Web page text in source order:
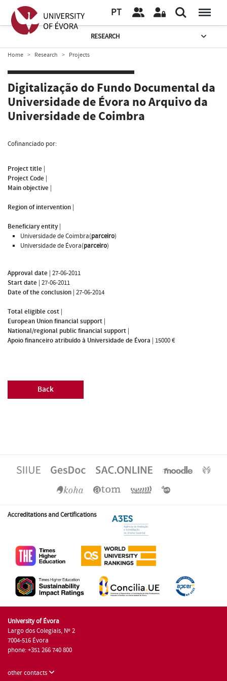
PT
RESEARCH
Home Research Projects
Digitalização do Fundo Documental da
Universidade de Évora no Arquivo da
Universidade de Coimbra
Cofinanciado por:
Project title |
Project Code |
Main objective |
Region of intervention |
Beneficiary entity|
Universidade de Coimbra(parceiro)
Universidade de Évora(parceiro)
Approval date | 27-06-2011
Start date | 27-06-2011
Date of the conclusion | 27-06-2014
Total eligible cost |
European Union financial support |
National/regional public financial support |
Apoio financeiro atribuído à Universidade de Évora | 15000 €
Back
Accreditations and Certifications
University of Évora
Largo dos Colegiais, Nº 2
7004-516 Évora
phone: +351 266 740 800
other contacts